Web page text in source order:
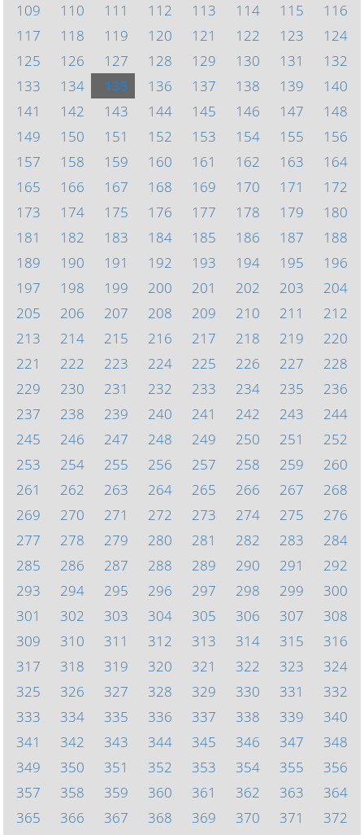
109
110 111 112 113 114 115
116
117
118 119 120 121 122 123
124
125
126 127 128 129 130 131
132
133
134 135 136 137 138 139
140
141
142 143 144 145 146 147
148
149
150 151 152 153 154 155
156
157
158 159 160 161 162 163
164
165
166 167 168 169 170 171
172
173
174 175 176 177 178 179
180
181
182 183 184 185 186 187
188
189
190 191 192 193 194 195
196
197
198 199 200 201 202 203
204
205
206 207 208 209 210 211
212
213
214 215 216 217 218 219
220
221
222 223 224 225 226 227
228
229
230 231 232 233 234 235
236
237
238 239 240 241 242 243
244
245
246 247 248 249 250 251
252
253
254 255 256 257 258 259
260
261
262 263 264 265 266 267
268
269
270 271 272 273 274 275
276
277
278 279 280 281 282 283
284
285
286 287 288 289 290 291
292
293
294 295 296 297 298 299
300
301
302 303 304 305 306 307
308
309
310 311 312 313 314 315
316
317
318 319 320 321 322 323
324
325
326 327 328 329 330 331
332
333
334 335 336 337 338 339
340
341
342 343 344 345 346 347
348
349
350 351 352 353 354 355
356
357
358 359 360 361 362 363
364
365
366 367 368 369 370 371
372